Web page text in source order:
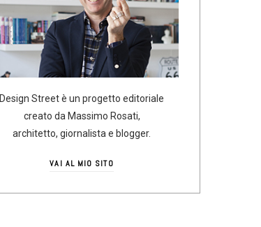
Design Street è un progetto editoriale
creato da Massimo Rosati,
architetto, giornalista e blogger.
VAI AL MIO SITO